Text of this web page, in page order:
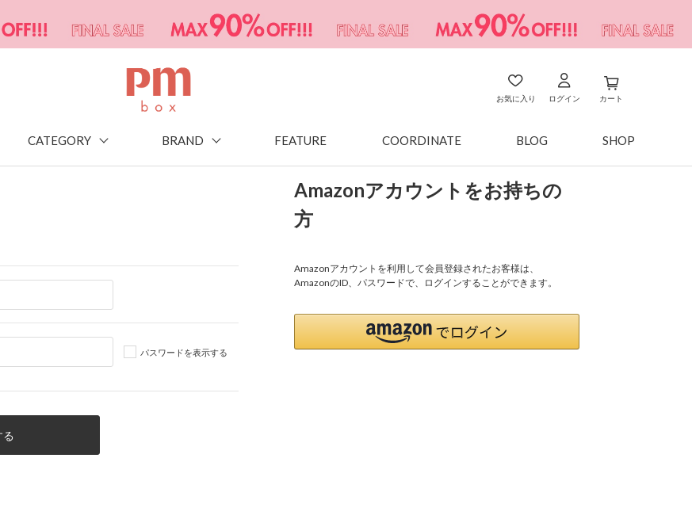
お気に入り ログイン カート
CATEGORY BRAND FEATURE COORDINATE BLOG SHOP
パスワードを表示する
Amazonアカウントをお持ちの
方
Amazonアカウントを利用して会員登録されたお客様は、
AmazonのID、パスワードで、ログインすることができます。